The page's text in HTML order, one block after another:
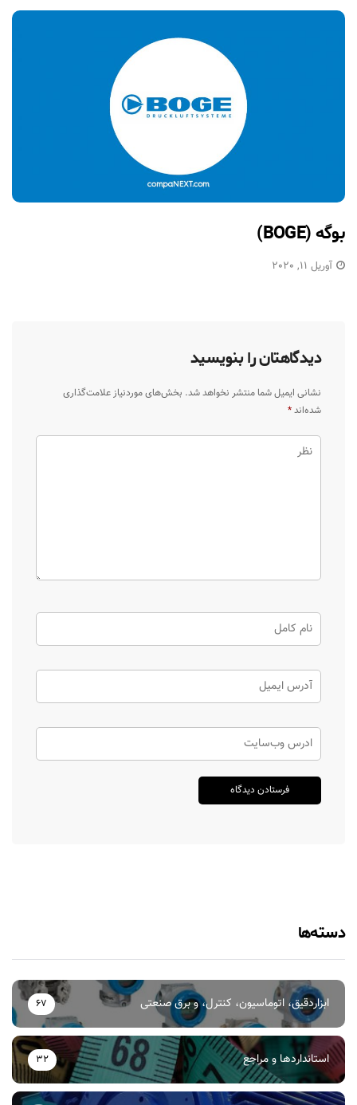
بوگه (BOGE)
آوریل 11, 2020
دیدگاهتان را بنویسید
نشانی ایمیل شما منتشر نخواهد شد. بخش‌های موردنیاز علامت‌گذاری
شده‌اند*
دسته‌ها
ابزاردقیق، اتوماسیون، کنترل، و برق صنعتی 67
استانداردها و مراجع 32